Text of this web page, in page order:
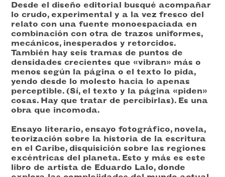
Desde el diseño editorial busqué acompañar
lo crudo, experimental y a la vez fresco del
relato con una fuente monoespaciada en
combinación con otra de trazos uniformes,
mecánicos, inesperados y retorcidos.
También hay seis tramas de puntos de
densidades crecientes que «vibran» más o
menos según la página o el texto lo pida,
yendo desde lo molesto hacia lo apenas
perceptible. (Sí, el texto y la página «piden»
cosas. Hay que tratar de percibirlas). Es una
obra que incomoda.
Ensayo literario, ensayo fotográfico, novela,
teorización sobre la historia de la escritura
en el Caribe, disquisición sobre las regiones
excéntricas del planeta. Esto y más es este
libro de artista de Eduardo Lalo, donde